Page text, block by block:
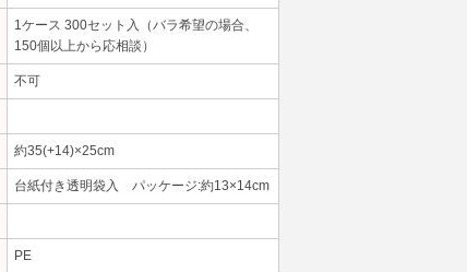
1ケース 300セット入（バラ希望の場合、
150個以上から応相談）
不可
約35(+14)×25cm
台紙付き透明袋入 パッケージ:約13×14cm
PE